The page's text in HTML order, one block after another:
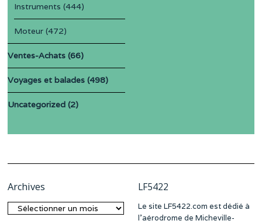
Instruments (444)
Moteur (472)
Ventes-Achats (66)
Voyages et balades (498)
Uncategorized (2)
Archives
Archives
LF5422
Le site LF5422.com est dédié à
l’aérodrome de Micheville-